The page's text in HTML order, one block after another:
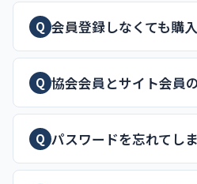
Q 会員登録しなくても購
Q 協会会員とサイト会員
Q パスワードを忘れてし